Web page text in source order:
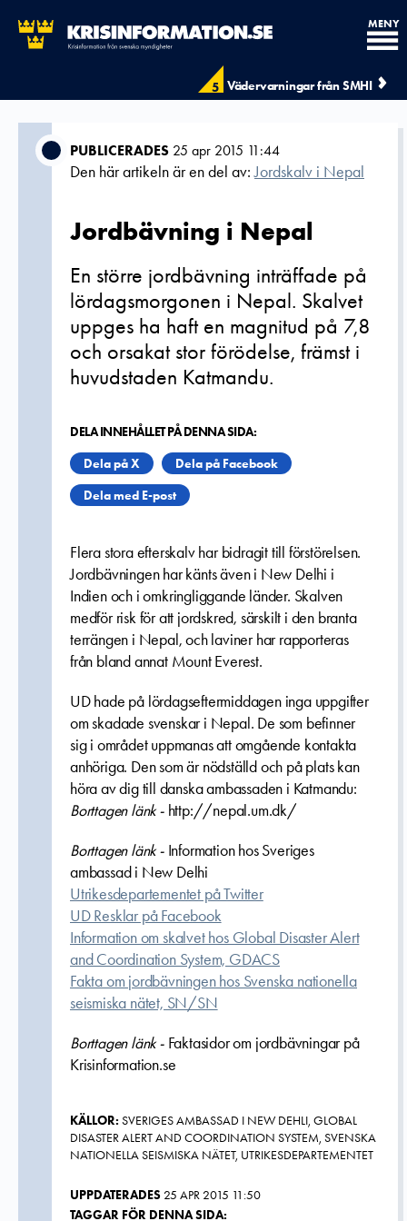
5 Vädervarningar från SMHI
MENY
PUBLICERADES 25 apr 2015 11:44
Den här artikeln är en del av:Jordskalv i Nepal
Jordbävning i Nepal
En större jordbävning inträffade på
lördagsmorgonen i Nepal. Skalvet
uppges ha haft en magnitud på 7,8
och orsakat stor förödelse, främst i
huvudstaden Katmandu.
DELA INNEHÅLLET PÅ DENNA SIDA:
Dela på X
Dela på Facebook
Dela med E-post
Flera stora efterskalv har bidragit till förstörelsen.
Jordbävningen har känts även i New Delhi i
Indien och i omkringliggande länder. Skalven
medför risk för att jordskred, särskilt i den branta
terrängen i Nepal, och laviner har rapporteras
från bland annat Mount Everest.
UD hade på lördagseftermiddagen inga uppgifter
om skadade svenskar i Nepal. De som befinner
sig i området uppmanas att omgående kontakta
anhöriga. Den som är nödställd och på plats kan
höra av dig till danska ambassaden i Katmandu:
Borttagen länk - http://nepal.um.dk/
Borttagen länk - Information hos Sveriges
ambassad i New Delhi
Utrikesdepartementet på Twitter
UD Resklar på Facebook
Information om skalvet hos Global Disaster Alert
and Coordination System, GDACS
Fakta om jordbävningen hos Svenska nationella
seismiska nätet, SN/SN
Borttagen länk - Faktasidor om jordbävningar på
Krisinformation.se
KÄLLOR: SVERIGES AMBASSAD I NEW DEHLI, GLOBAL
DISASTER ALERT AND COORDINATION SYSTEM, SVENSKA
NATIONELLA SEISMISKA NÄTET, UTRIKESDEPARTEMENTET
UPPDATERADES 25 APR 2015 11:50
TAGGAR FÖR DENNA SIDA: